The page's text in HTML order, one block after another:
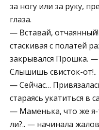
за ногу или за руку,
глаза.
— Вставай,
стаскивая с полатей
закрывался Прошка. —
Слышишь свисток-от!..
— Сейчас…
стараясь укатиться в
— Маменька, что же я-
ли?.. — начинала